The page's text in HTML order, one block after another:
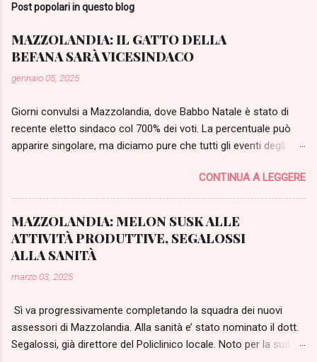
Post popolari in questo blog
MAZZOLANDIA: IL GATTO DELLA
BEFANA SARÀ VICESINDACO
gennaio 05, 2025
Giorni convulsi a Mazzolandia, dove Babbo Natale è stato di
recente eletto sindaco col 700% dei voti. La percentuale può
apparire singolare, ma diciamo pure che tutti gli eventi degli
standard del paese del Mazzo. Dopo una iniziale fase di
scontro tra il candidato sindaco, Babbo Natale e la
aveva annunciato di volersi candidare nella lista di opposizione
guidata da Fratelli di Taglia (partito di riferimento dei ricercati,
categoria presente in massa a Mazzolandia). Preoccupato
dalla possibilità di uno scontro all’ultimo voto, Babbo Natale ha
posti di riguardo per i propri candidati. Lei ha detto di avere un
solo candidato: il proprio gatto, un felino nero come la notte
per cui pretendeva il posto di vicesindaco. Babbo Natale ha
CONTINUA A LEGGERE
MAZZOLANDIA: MELON SUSK ALLE
ATTIVITÀ PRODUTTIVE, SEGALOSSI
ALLA SANITÀ
marzo 03, 2025
Sì va progressivamente completando la squadra dei nuovi
assessori di Mazzolandia. Alla sanità e’ stato nominato il dott.
Segalossi, già direttore del Policlinico locale. Noto per la sua